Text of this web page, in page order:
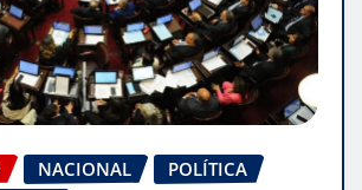
NACIONAL
POLÍTICA